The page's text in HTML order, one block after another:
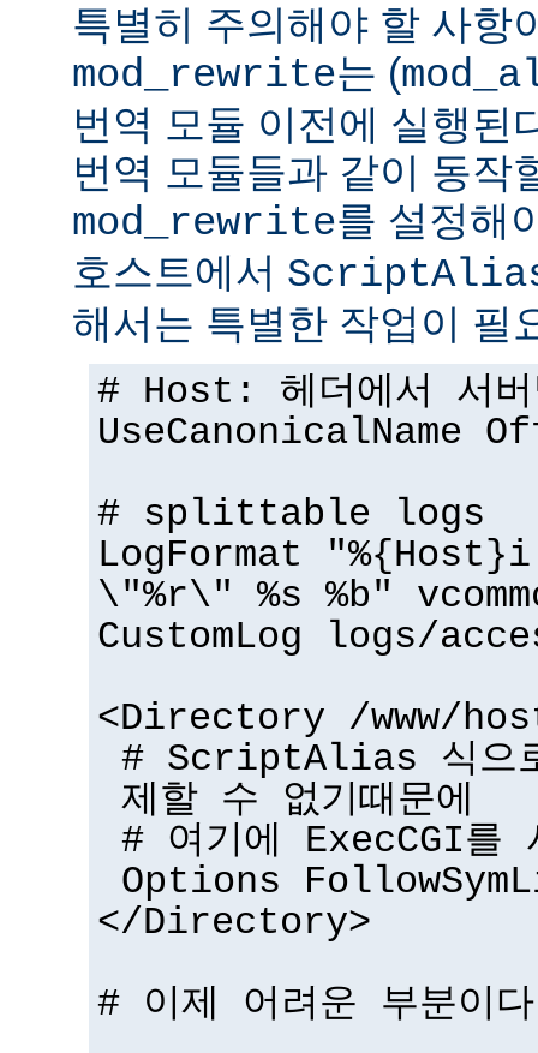
특별히 주의해야 할 사항
mod_rewrite는 (
번역 모듈 이전에 실행된
번역 모듈들과 같이 동작
mod_rewrite를 설정해
호스트에서
해서는 특별한 작업이 필
# Host: 헤더에서 서버
UseCanonicalName
# splittable logs
LogFormat "%{Host}i
\"%r\" %s %b"
CustomLog logs/
<Directory /www/
# ScriptAlias 식으
제할 수 없기때문에
# 여기에 ExecCGI를
Options
</Directory>
# 이제 어려운 부분이다